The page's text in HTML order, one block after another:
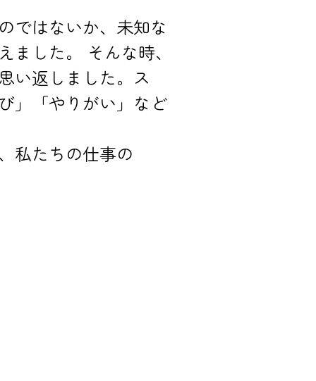
ではないか、未知な
した。 そんな時、
い返しました。ス
」「やりがい」など
私たちの仕事の